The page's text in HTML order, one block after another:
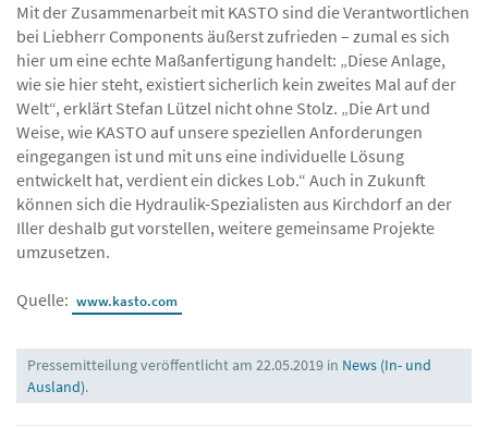
Mit der Zusammenarbeit mit KASTO sind die Verantwortlichen
bei Liebherr Components äußerst zufrieden – zumal es sich
hier um eine echte Maßanfertigung handelt: „Diese Anlage,
wie sie hier steht, existiert sicherlich kein zweites Mal auf der
Welt“, erklärt Stefan Lützel nicht ohne Stolz. „Die Art und
Weise, wie KASTO auf unsere speziellen Anforderungen
eingegangen ist und mit uns eine individuelle Lösung
entwickelt hat, verdient ein dickes Lob.“ Auch in Zukunft
können sich die Hydraulik-Spezialisten aus Kirchdorf an der
Iller deshalb gut vorstellen, weitere gemeinsame Projekte
umzusetzen.
Quelle: www.kasto.com
Pressemitteilung veröffentlicht am 22.05.2019 in News (In- und
Ausland).